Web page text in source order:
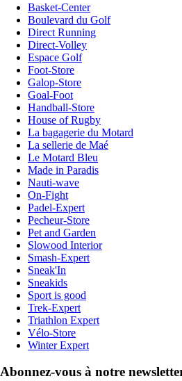
Basket-Center
Boulevard du Golf
Direct Running
Direct-Volley
Espace Golf
Foot-Store
Galop-Store
Goal-Foot
Handball-Store
House of Rugby
La bagagerie du Motard
La sellerie de Maé
Le Motard Bleu
Made in Paradis
Nauti-wave
On-Fight
Padel-Expert
Pecheur-Store
Pet and Garden
Slowood Interior
Smash-Expert
Sneak'In
Sneakids
Sport is good
Trek-Expert
Triathlon Expert
Vélo-Store
Winter Expert
Abonnez-vous à notre